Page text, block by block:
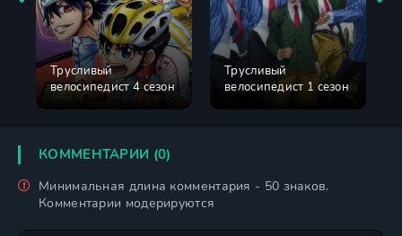
Трусливый
велосипедист 4 сезон
Трусливый
велосипедист 1 сезон
КОММЕНТАРИИ (0)
Минимальная длина комментария - 50 знаков.
Комментарии модерируются